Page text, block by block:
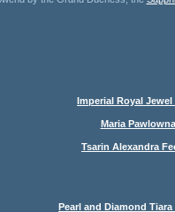
Imperial Royal
Maria
Tsarin Alexandra
Pearl and Diamond